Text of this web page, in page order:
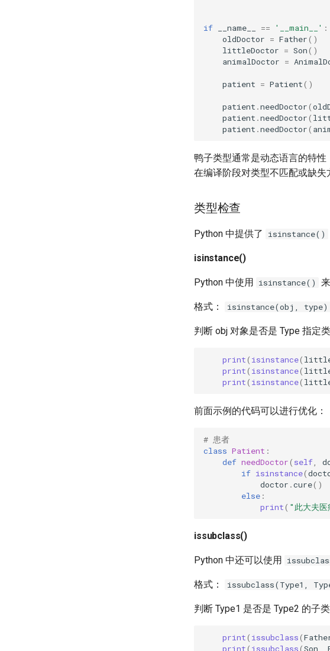
if __name__ == '__main__' :
oldDoctor = Father()
littleDoctor = Son()
animalDoctor =
patient = Patient()
patient .needDoctor(
patient .needDoctor(
patient .needDoctor(
鸭子类型通常是动态语言的特
在编译阶段对类型不匹配或缺失
类型检查
Python 中提供了 isinstance()
isinstance()
Python 中使用 isinstance()
格式： isinstance(obj, type)
判断 obj 对象是否是 Type 指定
print( isinstance(
print( isinstance(
print( isinstance(
前面示例的代码可以进行优化：
# 患者
class Patient :
def needDoctor( self
if isinstance(
doctor .cure()
else :
print( "此大夫医
issubclass()
Python 中还可以使用
格式： issubclass(Type1,
判断 Type1 是否是 Type2 的子类
print( issubclass(
print( issubclass(Son